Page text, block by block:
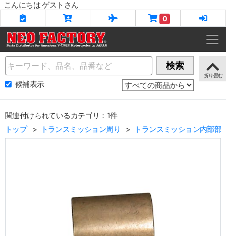
こんにちは ゲストさん
0
Name 検索
候補表示
関連付けられているカテゴリ：1件
トップ
トランスミッション周り トランスミッション内部部